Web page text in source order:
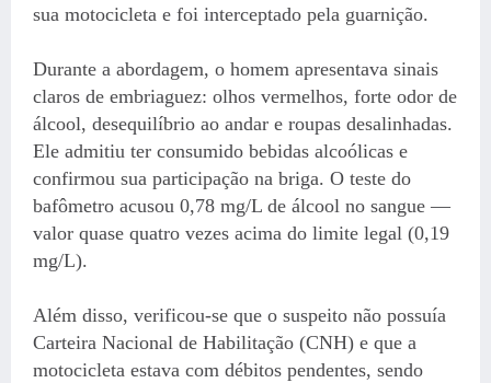
sua motocicleta e foi interceptado pela guarnição.
Durante a abordagem, o homem apresentava sinais
claros de embriaguez: olhos vermelhos, forte odor de
álcool, desequilíbrio ao andar e roupas desalinhadas.
Ele admitiu ter consumido bebidas alcoólicas e
confirmou sua participação na briga. O teste do
bafômetro acusou 0,78 mg/L de álcool no sangue —
valor quase quatro vezes acima do limite legal (0,19
mg/L).
Além disso, verificou-se que o suspeito não possuía
Carteira Nacional de Habilitação (CNH) e que a
motocicleta estava com débitos pendentes, sendo